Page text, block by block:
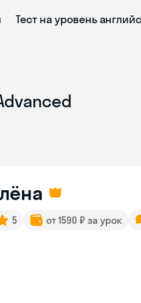
Тест на уровень
5 от 1590 ₽ за урок